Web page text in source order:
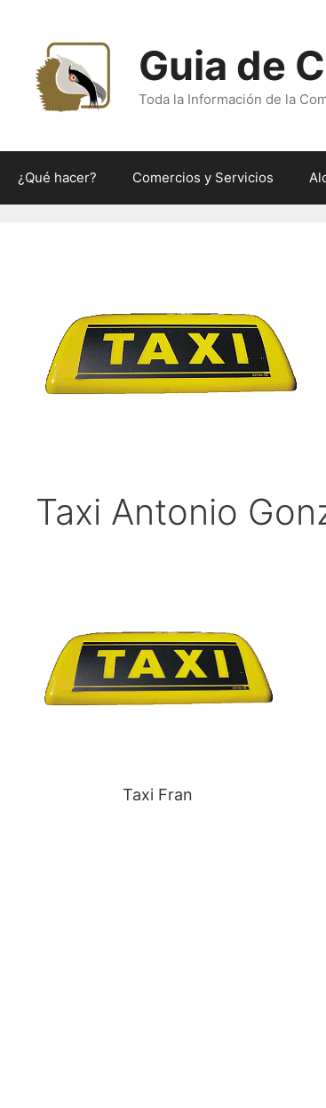
contenido
Guia de
Toda la Información de la
¿Qué hacer? Comercios y Servicios
Taxi Antonio
Taxi Fran